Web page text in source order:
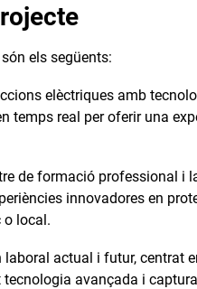
els següents:
elèctriques amb
temps real per oferir una
de formació professional i
innovadores en
o local.
actual i futur, centrat
avançada i